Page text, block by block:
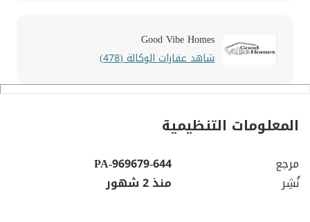
Good Vibe Homes
شاهد عقارات الوكالة (478)
المعلومات التنظيمية
مرجع
PA-969679-644
نُشِر
منذ 2 شهور